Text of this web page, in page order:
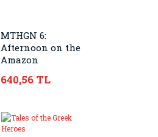
MTHGN 6:
Afternoon on the
Amazon
640,56 TL